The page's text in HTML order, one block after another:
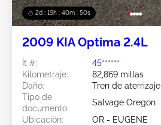
2d : 19h : 40m : 47s
2009 KIA Optima 2.4L
Ít #:
45******
Kilometraje:
82,869 millas
Daño:
Tren de aterrizaje
Tipo de
documento:
Salvage Oregon
Ubicación:
OR - EUGENE